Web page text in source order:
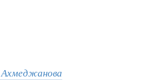
Ахмеджанова